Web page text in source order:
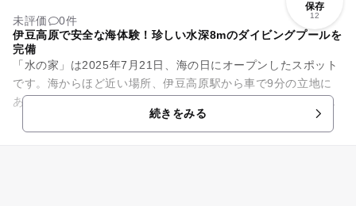
保存
12
未評価
0件
伊豆高原で安全な海体験！珍しい水深8mのダイビングプールを
完備
「水の家」は2025年7月21日、海の日にオープンしたスポット
です。海からほど近い場所、伊豆高原駅から車で9分の立地に
あり、豊かな自然の中にプールやかけ流しの天然温泉天然温
泉、サウナを備えていま...続きをみる